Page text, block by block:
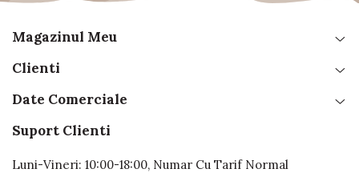
Magazinul Meu
Clienti
Date Comerciale
Suport Clienti
Luni-Vineri: 10:00-18:00, Numar Cu Tarif Normal